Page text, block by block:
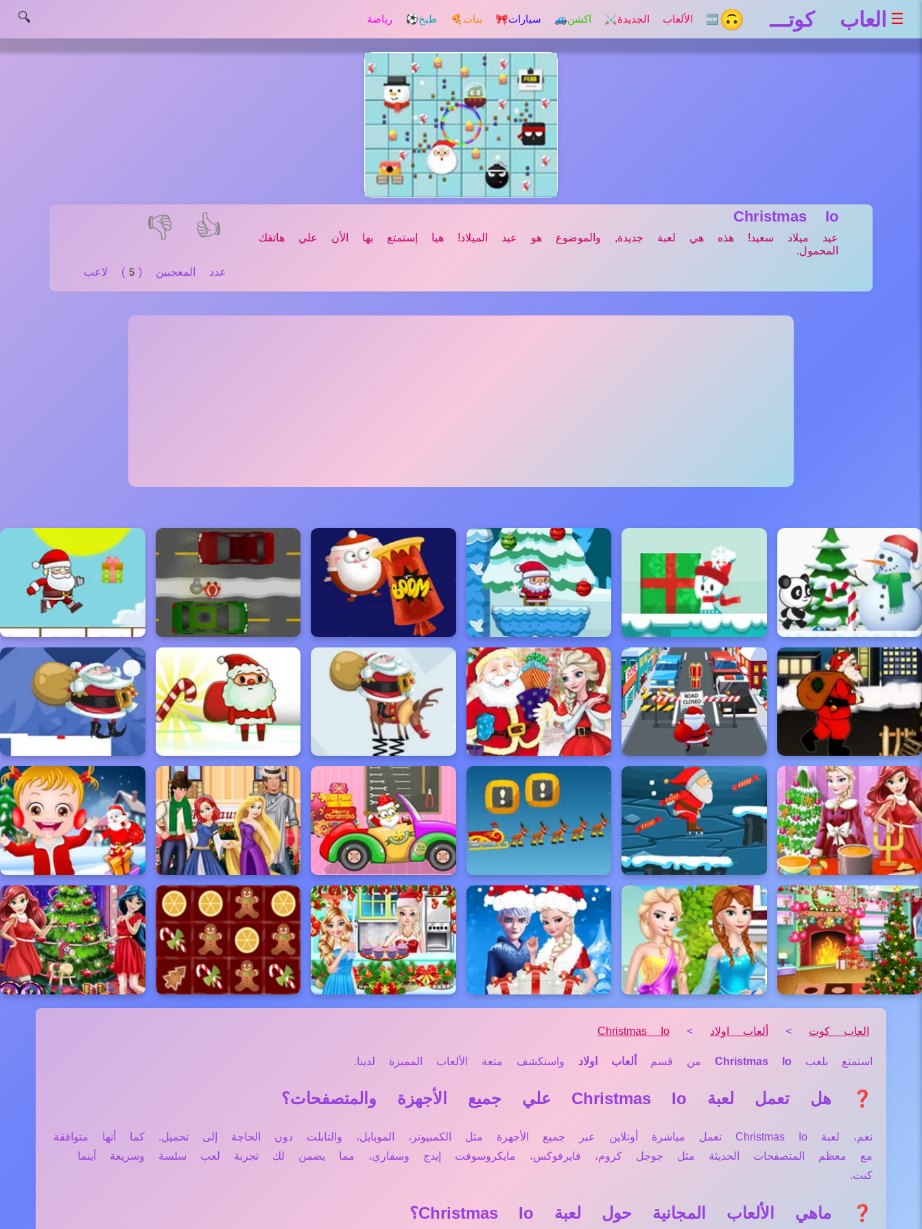
☰ العاب كوتـــ 🙃 🆕 الألعاب الجديدة ⚔️ اكشن🚙 سيارات🎀 بنات 🍕 طبخ⚽ رياضة 🔍
👍
👎
عدد المعجبين (5) لاعب
Christmas Io
عيد ميلاد سعيد! هذه هي لعبة جديدة, والموضوع هو عيد الميلاد! هيا إستمتع بها الأن علي هاتفك
المحمول.
العاب كوت > ألعاب اولاد >
Christmas Io
استمتع بلعب Christmas Io من قسم ألعاب اولاد واستكشف متعة الألعاب المميزة لدينا.
❓ هل تعمل لعبة Christmas Io علي جميع الأجهزة والمتصفحات؟
نعم، لعبة Christmas Io تعمل مباشرة أونلاين عبر جميع الأجهزة مثل الكمبيوتر، الموبايل، والتابلت دون الحاجة إلى تحميل. كما أنها متوافقة
مع معظم المتصفحات الحديثة مثل جوجل كروم، فايرفوكس، مايكروسوفت إيدج وسفاري، مما يضمن لك تجربة لعب سلسة وسريعة أينما
كنت.
❓ ماهي الألعاب المجانية حول لعبة Christmas Io؟